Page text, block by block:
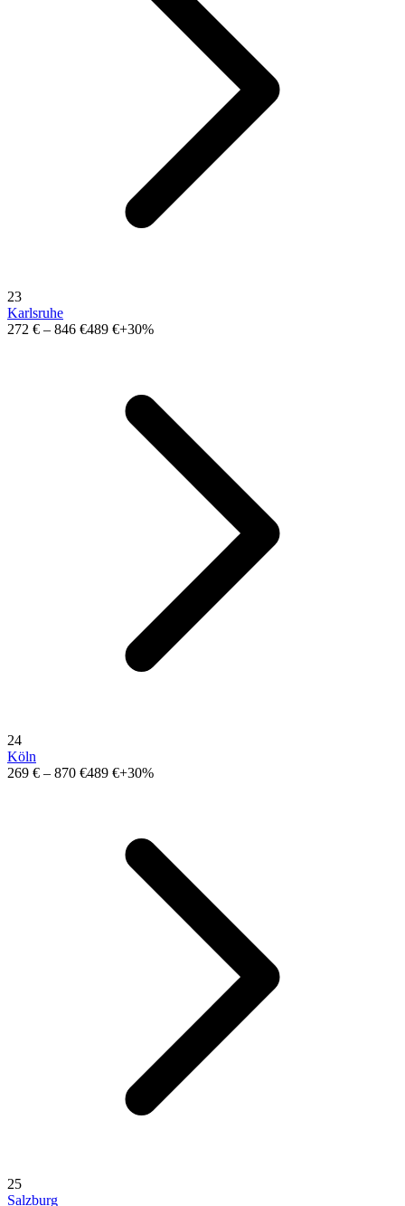
23
Karlsruhe
272 € – 846 €489 €+30%
24
Köln
269 € – 870 €489 €+30%
25
Salzburg